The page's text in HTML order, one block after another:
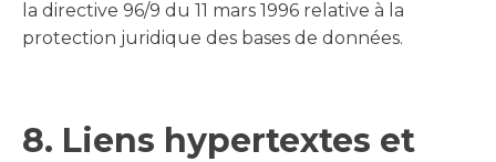
la directive 96/9 du 11 mars 1996 relative à la
protection juridique des bases de données.
8. Liens hypertextes et